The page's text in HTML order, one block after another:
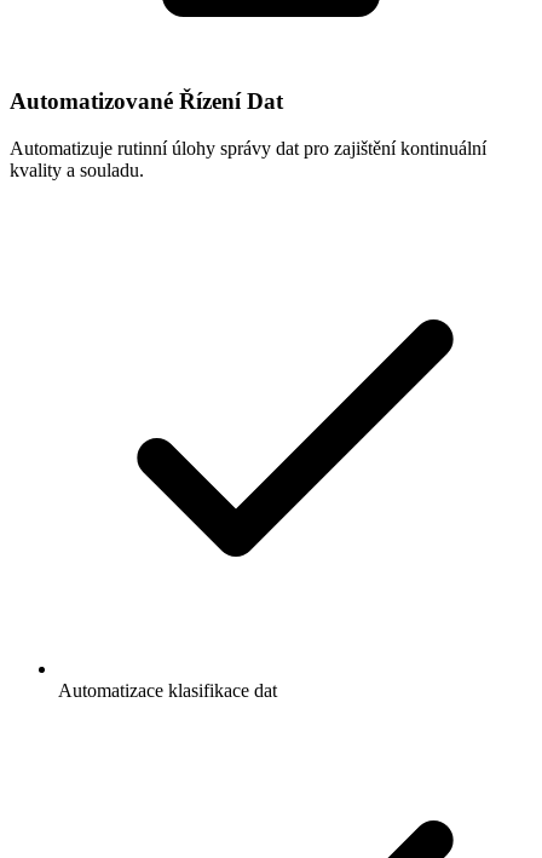
Automatizované Řízení Dat
Automatizuje rutinní úlohy správy dat pro zajištění kontinuální
kvality a souladu.
Automatizace klasifikace dat